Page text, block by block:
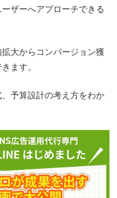
ザーへアプローチできる
大からコンバージョン獲
ます。
予算設計の考え方をわか